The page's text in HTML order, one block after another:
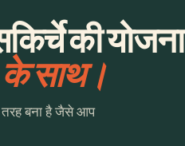
की योजना
साथ।
तरह बना है जैसे आप